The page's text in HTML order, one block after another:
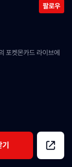
팔로우
포켓몬카드 라이브에
기